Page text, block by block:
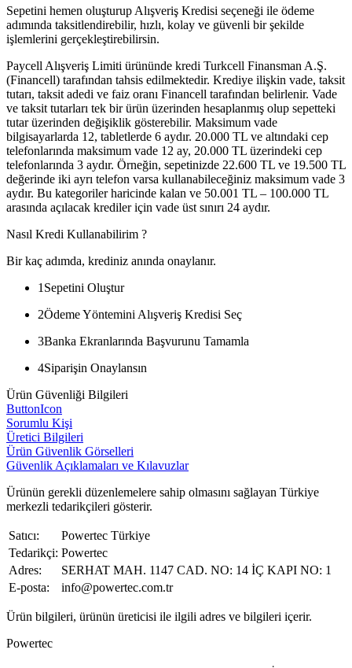
Sepetini hemen oluşturup Alışveriş Kredisi seçeneği ile ödeme
adımında taksitlendirebilir, hızlı, kolay ve güvenli bir şekilde
işlemlerini gerçekleştirebilirsin.
Paycell Alışveriş Limiti ürününde kredi Turkcell Finansman A.Ş.
(Financell) tarafından tahsis edilmektedir. Krediye ilişkin vade, taksit
tutarı, taksit adedi ve faiz oranı Financell tarafından belirlenir. Vade
ve taksit tutarları tek bir ürün üzerinden hesaplanmış olup sepetteki
tutar üzerinden değişiklik gösterebilir. Maksimum vade
bilgisayarlarda 12, tabletlerde 6 aydır. 20.000 TL ve altındaki cep
telefonlarında maksimum vade 12 ay, 20.000 TL üzerindeki cep
telefonlarında 3 aydır. Örneğin, sepetinizde 22.600 TL ve 19.500 TL
değerinde iki ayrı telefon varsa kullanabileceğiniz maksimum vade 3
aydır. Bu kategoriler haricinde kalan ve 50.001 TL – 100.000 TL
arasında açılacak krediler için vade üst sınırı 24 aydır.
Nasıl Kredi Kullanabilirim ?
Bir kaç adımda, krediniz anında onaylanır.
1 Sepetini Oluştur
2Ödeme Yöntemini Alışveriş Kredisi Seç
3Banka Ekranlarında Başvurunu Tamamla
4Siparişin Onaylansın
Ürün Güvenliği Bilgileri
ButtonIcon
Sorumlu Kişi
Üretici Bilgileri
Ürün Güvenlik Görselleri
Güvenlik Açıklamaları ve Kılavuzlar
Ürünün gerekli düzenlemelere sahip olmasını sağlayan Türkiye
merkezli tedarikçileri gösterir.
Satıcı:
Powertec Türkiye
Tedarikçi: Powertec
Adres:
SERHAT MAH. 1147 CAD. NO: 14 İÇ KAPI NO: 1
E-posta:
info@powertec.com.tr
Ürün bilgileri, ürünün üreticisi ile ilgili adres ve bilgileri içerir.
Powertec